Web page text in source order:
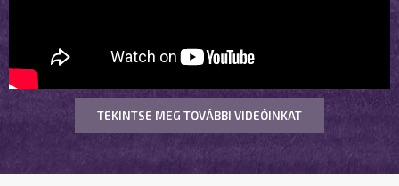
TEKINTSE MEG TOVÁBBI VIDEÓINKAT